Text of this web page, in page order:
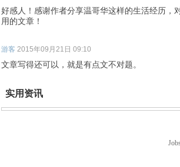
好感人！感谢作者分享温哥华这样的生活经历，
用的文章！
游客 2015年09月21日 09:10
文章写得还可以，就是有点文不对题。
实用资讯